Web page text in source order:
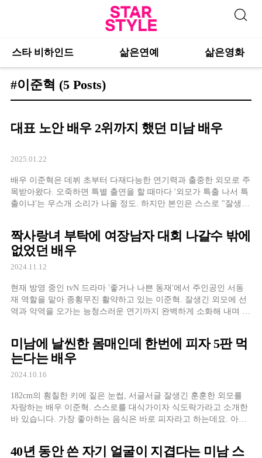
스타 비하인드 삶은연예 삶은영화
#이준혁 (5 Posts)
대표 노안 배우 2위까지 했던 미남 배우
2025.01.22
배우 이준혁은 데뷔 초부터 다재다능한 연기력과 출중한 외모로 주
목받아왔다. 오죽하면 특별 출연을 할 때마다 '외모가 특출 나서 특
출이냐'는 우스개 소리가 나올 정도. 하지만 본인은 스스로 "잘생겼
는 사실을 털어놓았는데, 데뷔
짝사랑녀 부탁에 여장남자 대회 나갈수 밖에
없었던 배우
2024.11.12
현재 방영 중인 tvN 드라마 '좋거나 나쁜 동재'에서 주인공인 서동
재 역할을 맡아 종횡무진 활약하고 있는 이준혁. 잘생긴 외모에 선
역과 악역을 오가는 능청스러운 연기까지 완벽하게 소화해 내며 호
하다. 그런 그의 성격을 엿볼 수 있는
미남에 날씬한 몸매인데 한번에 피자 5판 먹
는다는 배우
2024.10.16
182cm의 훤칠한 키에 짙은 눈썹, 서글서글 잘생긴 훈훈한 외모를
자랑하는 배우 이준혁. 스스로를 대식가이자 식도락가라고 소개한
바 있습니다. 가장 좋아하는 음식은 바로 피자라고 하는데요. 아무
은 술에 취해 혼자 라면을
40년 동안 쓴 자기 얼굴이 지겹다는 미남 스